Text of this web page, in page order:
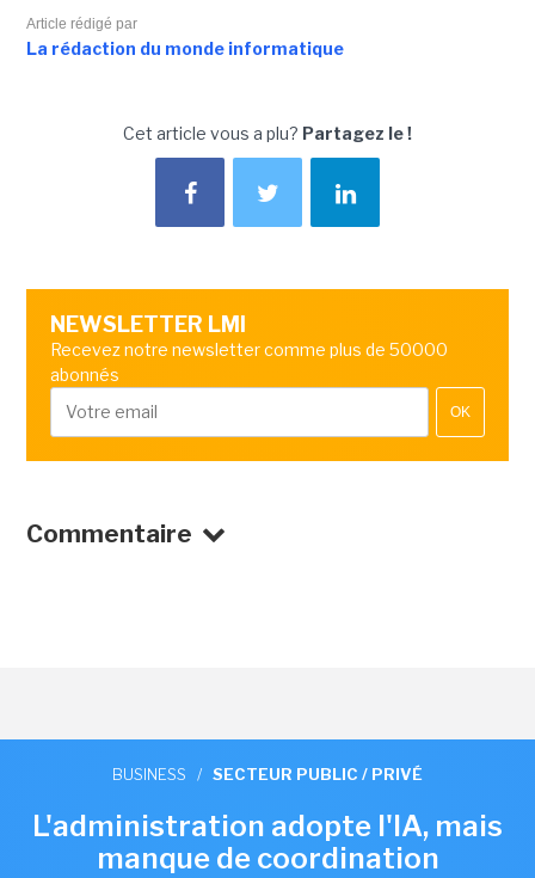
Article rédigé par
La rédaction du monde informatique
Cet article vous a plu? Partagez le !
NEWSLETTER LMI
Recevez notre newsletter comme plus de 50000
abonnés
OK
Commentaire
BUSINESS / SECTEUR PUBLIC / PRIVÉ
L'administration adopte l'IA, mais
manque de coordination